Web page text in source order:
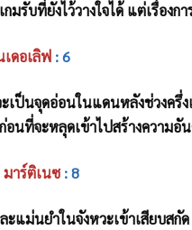
กมรับที่ยังไว้วางใจได้ แต่เรื่อง
ดอเลิฟ : 6
เป็นจุดอ่อนในแดนหลังช่วงครึ่
อนที่จะหลุดเข้าไปสร้างความอั
าร์ติเนซ : 8
ะแม่นยำในจังหวะเข้าเสียบสกั